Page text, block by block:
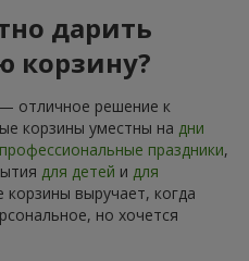
дарить
корзину?
отличное решение к
корзины уместны на дни
профессиональные праздники,
для детей и для
корзины выручает, когда
но хочется